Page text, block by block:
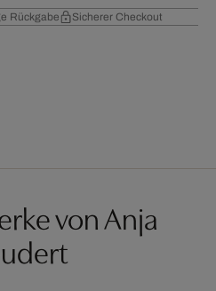
Rückgabe Sicherer Checkout
von Anja